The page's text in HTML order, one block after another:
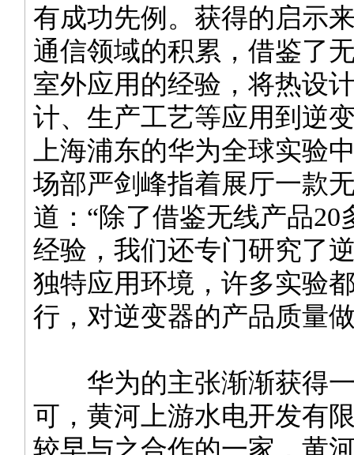
有成功先例。获得的启示
通信领域的积累，借鉴了
室外应用的经验，将热设
计、生产工艺等应用到逆
上海浦东的华为全球实验
场部严剑峰指着展厅一款
道：“除了借鉴无线产品20
经验，我们还专门研究了
独特应用环境，许多实验
行，对逆变器的产品质量
华为的主张渐渐获得一
可，黄河上游水电开发有
较早与之合作的一家，黄